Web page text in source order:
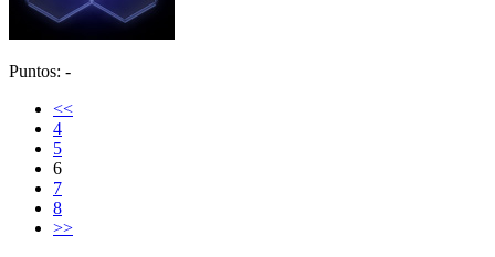
Puntos: -
<<
4
5
6
7
8
>>